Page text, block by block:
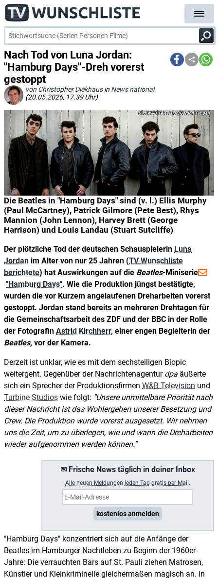
Nach Tod von Luna Jordan:
"Hamburg Days"-Dreh vorerst
gestoppt
von Christopher Diekhausin News national
(20.05.2026, 17.39 Uhr)
Die Beatles in "Hamburg Days" sind (v. l.) Ellis Murphy
(Paul McCartney), Patrick Gilmore (Pete Best), Rhys
Mannion (John Lennon), Harvey Brett (George
Harrison) und Louis Landau (Stuart Sutcliffe)
W&B Television/Gordon Timpen
Der plötzliche Tod der deutschen Schauspielerin Luna
Jordan im Alter von nur 25 Jahren (TV Wunschliste
berichtete) hat Auswirkungen auf die Beatles-Miniserie
"Hamburg Days". Wie die Produktion jüngst bestätigte,
wurden die vor Kurzem angelaufenen Dreharbeiten vorerst
gestoppt. Jordan stand bereits an mehreren Drehtagen für
die Gemeinschaftsarbeit des ZDF und der BBC in der Rolle
der Fotografin Astrid Kirchherr, einer engen Begleiterin der
Beatles, vor der Kamera.
Derzeit ist unklar, wie es mit dem sechsteiligen Biopic
weitergeht. Gegenüber der Nachrichtenagentur dpa äußerte
sich ein Sprecher der Produktionsfirmen W&B Television und
Turbine Studios wie folgt: "Unsere unmittelbare Priorität nach
dieser Nachricht ist das Wohlergehen unserer Besetzung und
Crew. Die Produktion wurde vorerst ausgesetzt. Wir nehmen
uns die Zeit, um zu überlegen, wie und wann die Dreharbeiten
wieder aufgenommen werden können."
✉ Frische News täglich in deiner Inbox
Alle neuen Meldungen jeden Tag gratis per Mail.
kostenlos anmelden
"Hamburg Days" konzentriert sich auf die Anfänge der
Beatles im Hamburger Nachtleben zu Beginn der 1960er-
Jahre: Die verrauchten Bars auf St. Pauli ziehen Matrosen,
Künstler und Kleinkriminelle gleichermaßen magisch an. In